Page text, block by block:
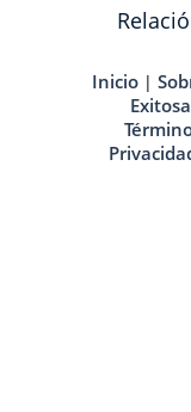
Inicio |